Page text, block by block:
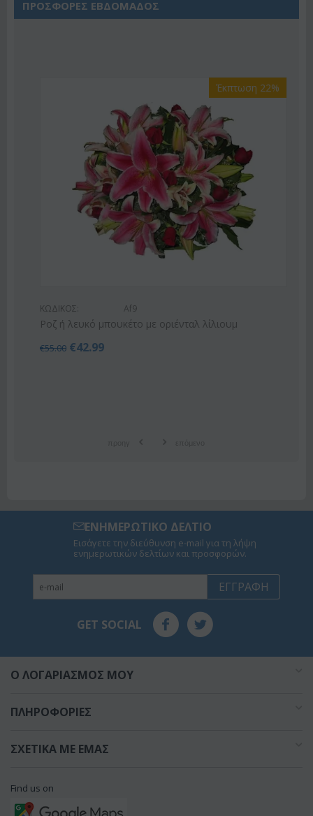
ΠΡΟΣΦΟΡΕΣ ΕΒΔΟΜΑΔΟΣ
Έκπτωση 22%
ΚΩΔΙΚΟΣ: Af9
Ροζ ή λευκό μπουκέτο με οριένταλ λίλιουμ
55.00 € 42.99
ΕΝΗΜΕΡΩΤΙΚΟ ΔΕΛΤΙΟ
Εισάγετε την διεύθυνση e-mail για τη λήψη
ενημερωτικών δελτίων και προσφορών.
ΕΓΓΡΑΦΉ
GET SOCIAL
O ΛΟΓΑΡΙΑΣΜΌΣ ΜΟΥ
ΠΛΗΡΟΦΟΡΊΕΣ
ΣΧΕΤΙΚΆ ΜΕ ΕΜΆΣ
Find us on